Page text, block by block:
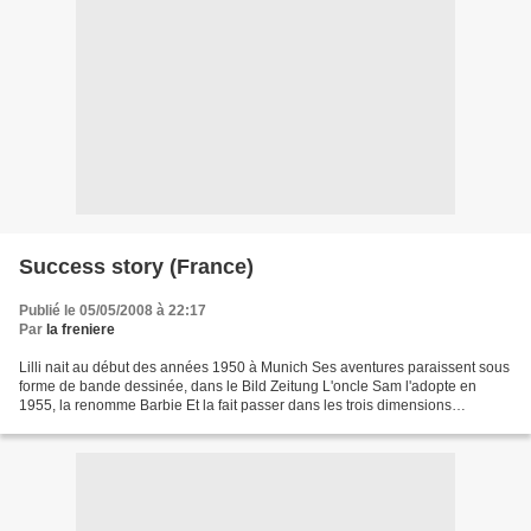
Success story (France)
Publié le 05/05/2008 à 22:17
Par la freniere
Lilli nait au début des années 1950 à Munich Ses aventures paraissent sous
forme de bande dessinée, dans le Bild Zeitung L'oncle Sam l'adopte en
1955, la renomme Barbie Et la fait passer dans les trois dimensions